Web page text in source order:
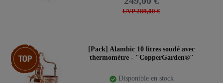
UVP 289,00 €
Article phare
[Pack] Alambic 10 litres soudé avec
thermomètre - "CopperGarden®"
Disponible en stock